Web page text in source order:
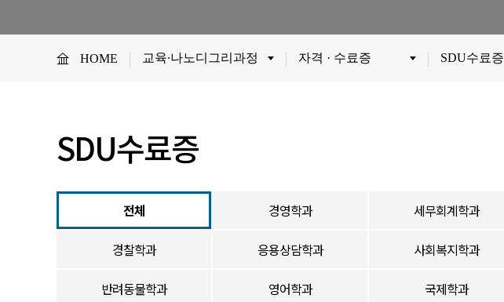
비전임교원정시채용
HOME 교육∙나노디그리과정 자격 · 수료증 SDU수료증
SDU수료증
전체 경영학과 세무회계학과
경찰학과 응용상담학과 사회복지학과
반려동물학과 영어학과 국제학과